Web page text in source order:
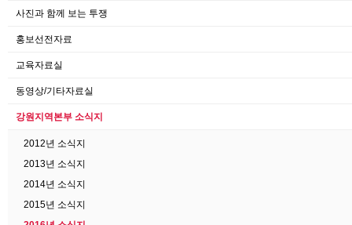
사진과 함께 보는 투쟁
홍보선전자료
교육자료실
동영상/기타자료실
강원지역본부 소식지
2012년 소식지
2013년 소식지
2014년 소식지
2015년 소식지